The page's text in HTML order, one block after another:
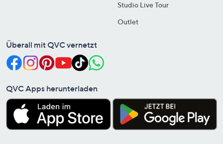
Studio Live Tour
Outlet
Überall mit QVC vernetzt
QVC Apps herunterladen